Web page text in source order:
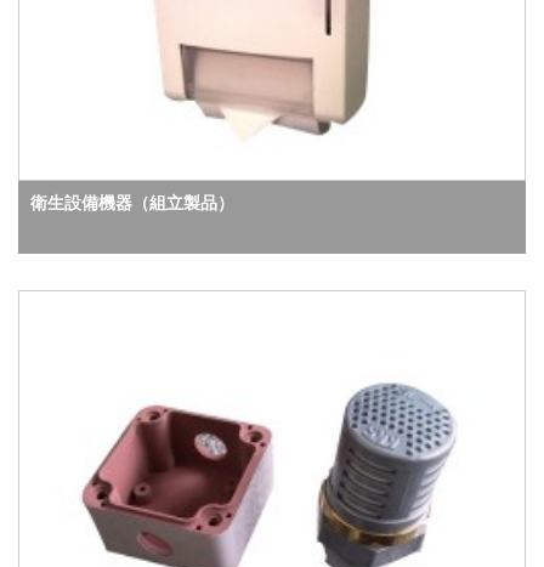
衛生設備機器（組立製品）